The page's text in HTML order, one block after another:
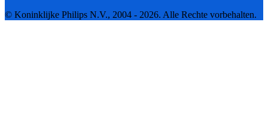
© Koninklijke Philips N.V., 2004 - 2026. Alle Rechte vorbehalten.